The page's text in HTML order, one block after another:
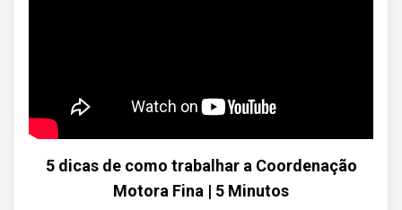
5 dicas de como trabalhar a Coordenação
Motora Fina | 5 Minutos